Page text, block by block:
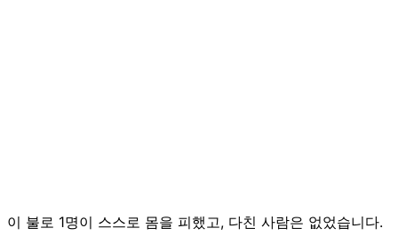
이 불로 1명이 스스로 몸을 피했고, 다친 사람은 없었습니다.